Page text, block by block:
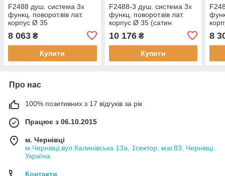
F2488 душ. система 3х
функц. поворот.вів лат.
корпус Ø 35
8 063 ₴
Купити
F2488-3 душ. система 3х
функц. поворот.вів лат.
корпус Ø 35 (сатин
10 176₴
Купити
8
Про нас
100% позитивних з 17 відгуків за рік
Працює з 06.10.2015
м. Чернівці
м.Чернівці,вул.Калинівська 13а, 1сектор, маг.83, Чернівці,
Україна
Контакти